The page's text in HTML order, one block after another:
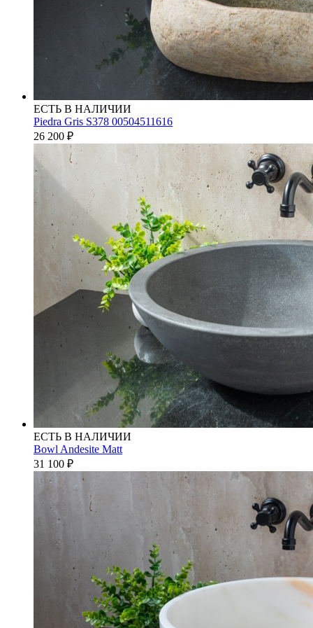
ЕСТЬ В НАЛИЧИИ
Piedra Gris S378 00504511616
26 200 ₽
ЕСТЬ В НАЛИЧИИ
Bowl Andesite Matt
31 100 ₽